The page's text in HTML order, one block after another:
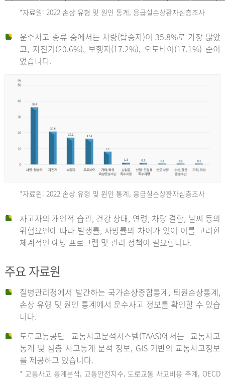
*자료원: 2022 손상 유형 및 원인 통계, 응급실손상환자심층조사
운수사고 종류 중에서는 차량(탑승자)이 35.8%로 가장 많았
고, 자전거(20.6%), 보행자(17.2%), 오토바이(17.1%) 순이
었습니다.
사
*자료원: 2022 손상 유형 및 원인 통계, 응급실손상환자심층조사
사고자의 개인적 습관, 건강 상태, 연령, 차량 결함, 날씨 등의
위험요인에 따라 발생률, 사망률의 차이가 있어 이를 고려한
체계적인 예방 프로그램 및 관리 정책이 필요합니다.
주요 자료원
질병관리청에서 발간하는 국가손상종합통계, 퇴원손상통계,
손상 유형 및 원인 통계에서 운수사고 정보를 확인할 수 있습
니다.
도로교통공단 교통사고분석시스템(TAAS)에서는 교통사고
통계 및 심층 사고통계 분석 정보, GIS 기반의 교통사고정보
를 제공하고 있습니다.
* 교통사고 통계분석, 교통안전지수, 도로교통 사고비용 추계, OECD